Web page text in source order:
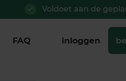
Voldoet aan de
FAQ inloggen